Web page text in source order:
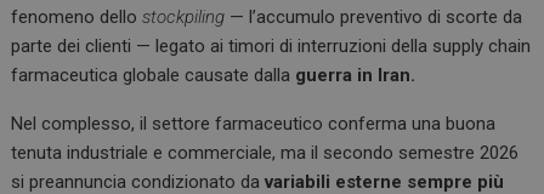
fenomeno dellostockpiling — l’accumulo preventivo di scorte da
parte dei clienti — legato ai timori di interruzioni della supply chain
farmaceutica globale causate dalla guerra in Iran.
Nel complesso, il settore farmaceutico conferma una buona
tenuta industriale e commerciale, ma il secondo semestre 2026
si preannuncia condizionato davariabili esterne sempre più